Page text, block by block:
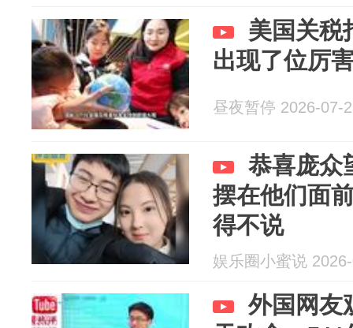
美国关税
出现了位厉
昼夜暂停 2026-07-
恭喜庞众
摆在他们面
得不说
娱乐圈小蜜说
外国网友